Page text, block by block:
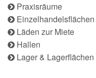
Praxisräume
Einzelhandelsflächen
Läden zur Miete
Hallen
Lager & Lagerflächen